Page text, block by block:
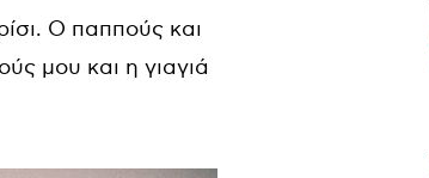
Ο παππούς και
μου και η γιαγιά